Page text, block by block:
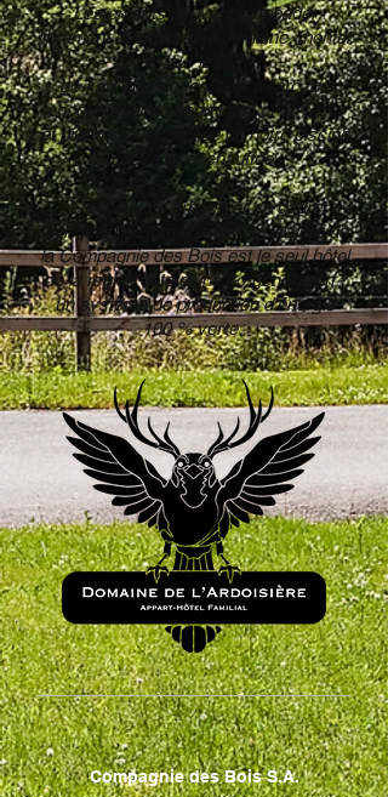
Les enfants peuvent gambader
librement et explorer le domaine, monter
sur les
go-kart électriques, tirer à l'arc, ou
encore jouer au badminton et au foot,
et profiter toute l'année de notre piscine
couverte et chauffée.
Soucieux de préserver ce cadre
idyllique, Le Domaine de l'Ardoisière de
la Compagnie des Bois est le seul hôtel
de la région doté d'une co-génération -
un système de production d'énergie
100 % verte.
Compagnie des Bois S.A.